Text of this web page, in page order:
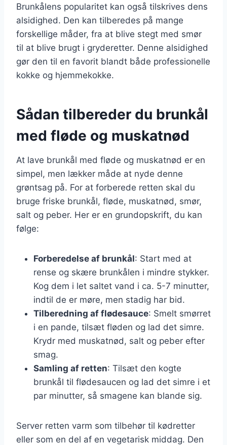
Brunkålens popularitet kan også tilskrives dens
alsidighed. Den kan tilberedes på mange
forskellige måder, fra at blive stegt med smør
til at blive brugt i gryderetter. Denne alsidighed
gør den til en favorit blandt både professionelle
kokke og hjemmekokke.
Sådan tilbereder du brunkål
med fløde og muskatnød
At lave brunkål med fløde og muskatnød er en
simpel, men lækker måde at nyde denne
grøntsag på. For at forberede retten skal du
bruge friske brunkål, fløde, muskatnød, smør,
salt og peber. Her er en grundopskrift, du kan
følge:
Forberedelse af brunkål: Start med at
rense og skære brunkålen i mindre stykker.
Kog dem i let saltet vand i ca. 5-7 minutter,
indtil de er møre, men stadig har bid.
Tilberedning af flødesauce: Smelt smørret
i en pande, tilsæt fløden og lad det simre.
Krydr med muskatnød, salt og peber efter
smag.
Samling af retten: Tilsæt den kogte
brunkål til flødesaucen og lad det simre i et
par minutter, så smagene kan blande sig.
Server retten varm som tilbehør til kødretter
eller som en del af en vegetarisk middag. Den